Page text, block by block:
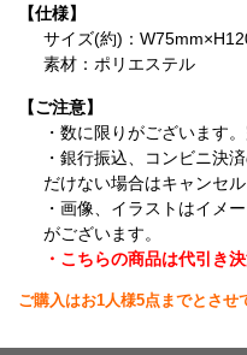
【仕様】
サイズ(約)：
素材：ポリエステル
【ご注意】
・数に限りがございます
・銀行振込、コンビニ決
だけない場合はキャンセル
・画像、イラストはイメ
がございます。
・こちらの商品は代引き
ご購入はお1人様5点までとさせ